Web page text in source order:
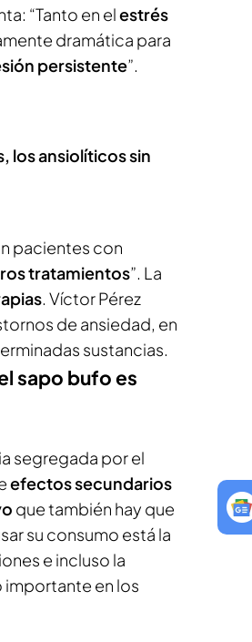
“Tanto en elestrés
dramática para
persistente”.
los ansiolíticos sin
pacientes con
tratamientos”. La
. Víctor Pérez
de ansiedad, en
sustancias.
sapo bufo es
segregada por el
efectos secundarios
que también hay que
su consumo está la
e incluso la
importante en los